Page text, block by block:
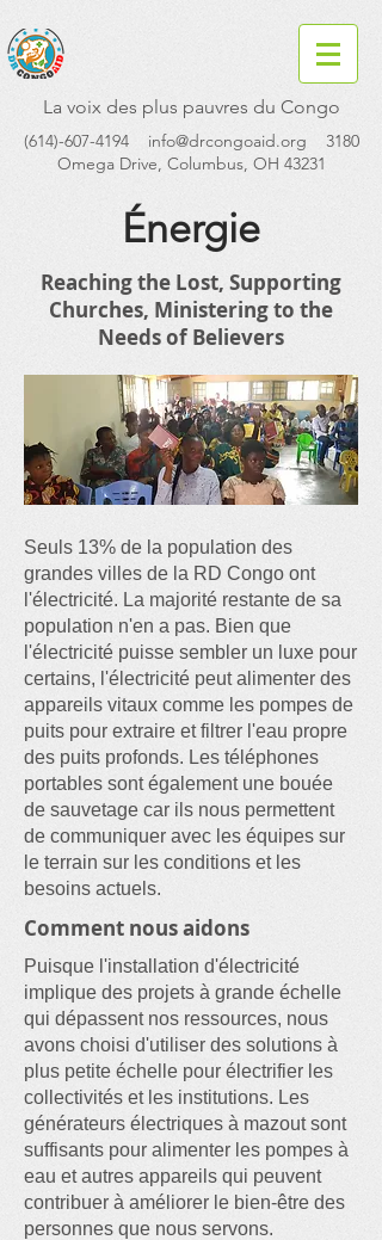
La voix des plus pauvres du Congo
(614)-607-4194 info@drcongoaid.org 3180
Omega Drive, Columbus, OH 43231
Énergie
Reaching the Lost, Supporting
Churches, Ministering to the
Needs of Believers
Seuls 13% de la population des
grandes villes de la RD Congo ont
l'électricité. La majorité restante de sa
population n'en a pas. Bien que
l'électricité puisse sembler un luxe pour
certains, l'électricité peut alimenter des
appareils vitaux comme les pompes de
puits pour extraire et filtrer l'eau propre
des puits profonds. Les téléphones
portables sont également une bouée
de sauvetage car ils nous permettent
de communiquer avec les équipes sur
le terrain sur les conditions et les
besoins actuels.
Comment nous aidons
Puisque l'installation d'électricité
implique des projets à grande échelle
qui dépassent nos ressources, nous
avons choisi d'utiliser des solutions à
plus petite échelle pour électrifier les
collectivités et les institutions. Les
générateurs électriques à mazout sont
suffisants pour alimenter les pompes à
eau et autres appareils qui peuvent
contribuer à améliorer le bien-être des
personnes que nous servons.